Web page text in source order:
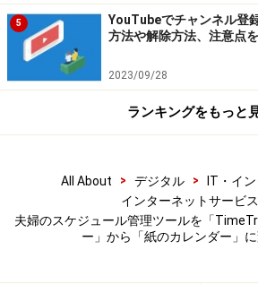
結局、自分の予定を妻に知らせ
TimeTreeにも予定を入れなければな
倒になってしまいました。
を作る・予定を確認する」というア
かったようです。
5
YouTubeでチャンネル登
方法や解除方法、注意点
2023/09/28
ランキングをもっと
All About > デジタル > IT・イ
インターネットサービス
夫婦のスケジュール管理ツールを「
ー」から「紙のカレンダー」